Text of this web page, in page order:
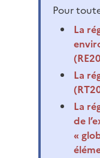
Pour
La
La
La
de
«